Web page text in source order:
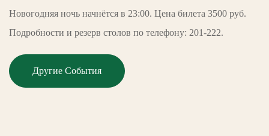
Новогодняя ночь начнётся в 23:00. Цена билета 3500 руб.
Подробности и резерв столов по телефону: 201-222.
Другие События